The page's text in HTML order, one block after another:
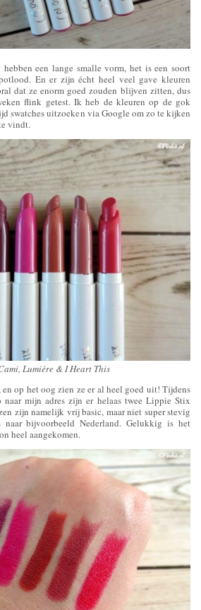
hebben een lange smalle vorm, het is een soort
En er zijn écht heel veel gave kleuren
dat ze enorm goed zouden blijven zitten, dus
flink getest. Ik heb de kleuren op de gok
swatches uitzoeken via Google om zo te kijken
vindt.
Lumière & I Heart This
op het oog zien ze er al heel goed uit! Tijdens
mijn adres zijn er helaas twee Lippie Stix
zijn namelijk vrij basic, maar niet super stevig
bijvoorbeeld Nederland. Gelukkig is het
heel aangekomen.